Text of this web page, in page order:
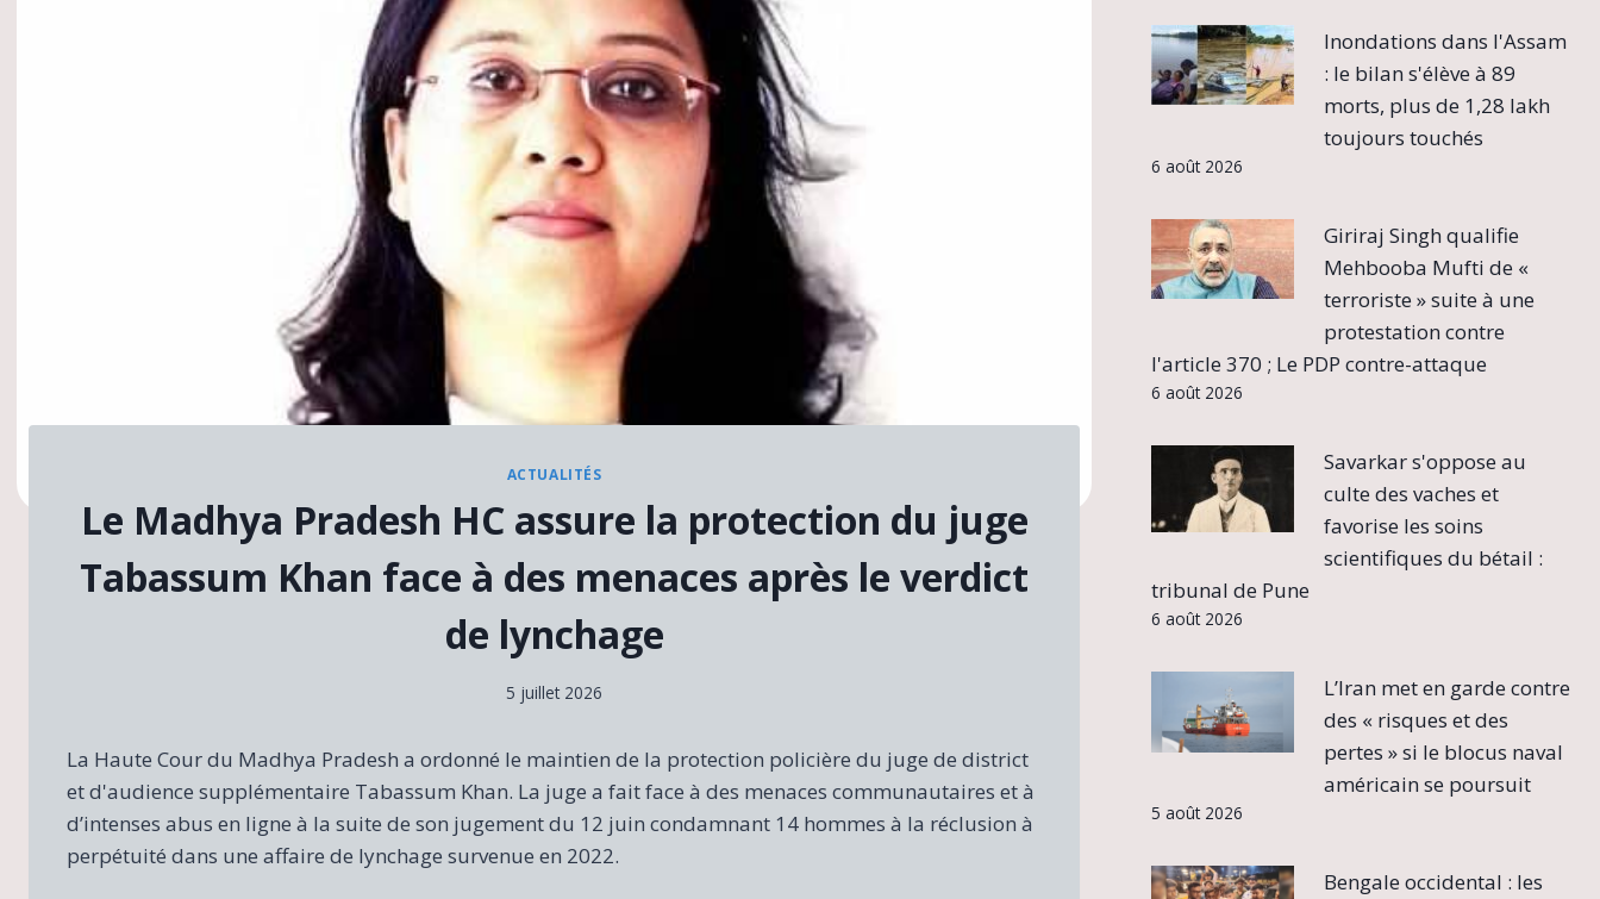
ACTUALITÉS
Le Madhya Pradesh HC assure la protection du juge
Tabassum Khan face à des menaces après le verdict
de lynchage
5 juillet 2026
La Haute Cour du Madhya Pradesh a ordonné le maintien de la protection policière du juge de district
et d'audience supplémentaire Tabassum Khan. La juge a fait face à des menaces communautaires et à
d’intenses abus en ligne à la suite de son jugement du 12 juin condamnant 14 hommes à la réclusion à
perpétuité dans une affaire de lynchage survenue en 2022.
Inondations dans l'Assam
: le bilan s'élève à 89
morts, plus de 1,28 lakh
toujours touchés
6 août 2026
Giriraj Singh qualifie
Mehbooba Mufti de «
terroriste » suite à une
protestation contre
l'article 370 ; Le PDP contre-attaque
6 août 2026
Savarkar s'oppose au
culte des vaches et
favorise les soins
scientifiques du bétail :
tribunal de Pune
6 août 2026
L’Iran met en garde contre
des « risques et des
pertes » si le blocus naval
américain se poursuit
5 août 2026
Bengale occidental : les